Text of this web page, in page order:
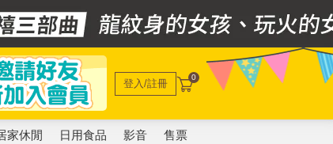
登入/註冊 0
家休閒 日用食品 影音 售票